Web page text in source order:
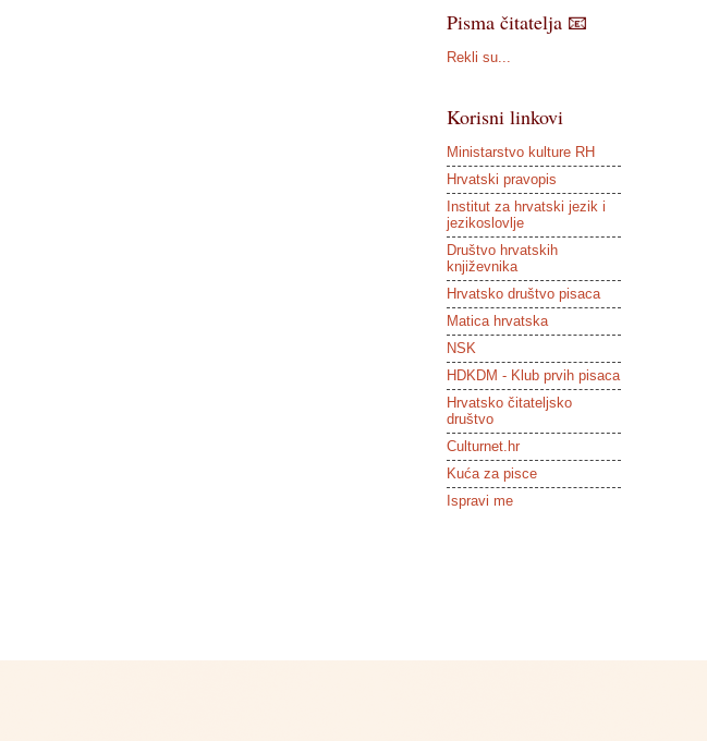
Pisma čitatelja 📧
Rekli su...
Korisni linkovi
Ministarstvo kulture RH
Hrvatski pravopis
Institut za hrvatski jezik i
jezikoslovlje
Društvo hrvatskih
književnika
Hrvatsko društvo pisaca
Matica hrvatska
NSK
HDKDM - Klub prvih pisaca
Hrvatsko čitateljsko
društvo
Culturnet.hr
Kuća za pisce
Ispravi me